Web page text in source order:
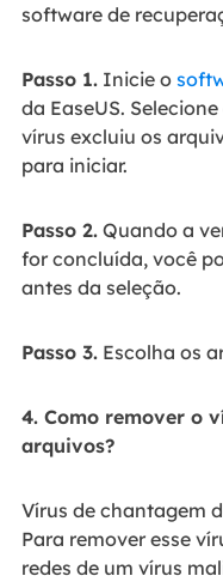
software de
Passo 1.Inicie o
da EaseUS.
vírus excluiu os
para iniciar.
Passo 2.Quando a
for concluída, você
antes da seleção.
Passo 3.Escolha os
4. Como remover o
arquivos?
Vírus de chantagem
Para remover esse
redes de um vírus